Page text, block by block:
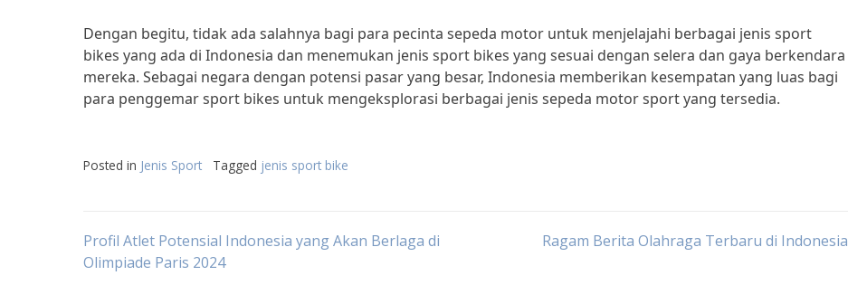
Dengan begitu, tidak ada salahnya bagi para pecinta sepeda motor untuk menjelajahi berbagai jenis sport
bikes yang ada di Indonesia dan menemukan jenis sport bikes yang sesuai dengan selera dan gaya berkendara
mereka. Sebagai negara dengan potensi pasar yang besar, Indonesia memberikan kesempatan yang luas bagi
para penggemar sport bikes untuk mengeksplorasi berbagai jenis sepeda motor sport yang tersedia.
Posted in Jenis Sport Tagged jenis sport bike
Post
Profil Atlet Potensial Indonesia yang Akan Berlaga di
Olimpiade Paris 2024
Ragam Berita Olahraga Terbaru di Indonesia